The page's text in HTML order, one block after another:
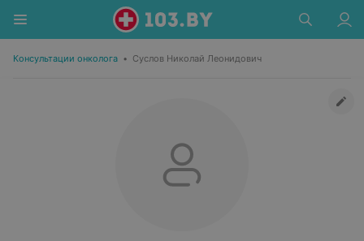
Консультации онколога • Суслов Николай Леонидович